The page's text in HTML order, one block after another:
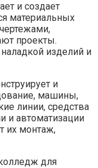
и создает
материальных
проекты.
изделий и
и
машины,
линии, средства
и автоматизации
их монтаж,
для